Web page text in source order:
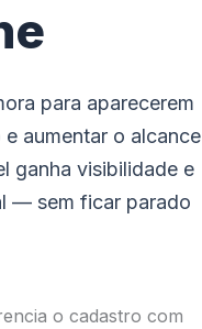
para aparecerem
aumentar o alcance
ganha visibilidade e
— sem ficar parado
o cadastro com